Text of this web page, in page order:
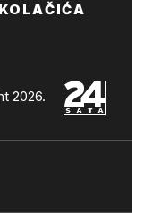
2026.